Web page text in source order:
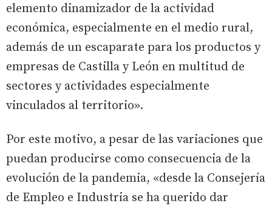
elemento dinamizador de la actividad
económica, especialmente en el medio rural,
además de un escaparate para los productos y
empresas de Castilla y León en multitud de
sectores y actividades especialmente
vinculados al territorio».
Por este motivo, a pesar de las variaciones que
puedan producirse como consecuencia de la
evolución de la pandemia, «desde la Consejería
de Empleo e Industria se ha querido dar